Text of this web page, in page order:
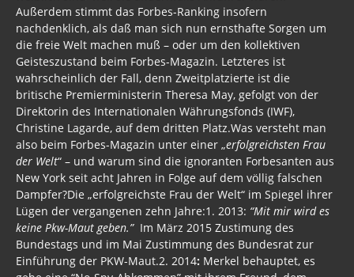
BRD Archiv
Hartz IV
BRD
BRDDR 2017
Wahl 2017
Gesetze BRD
BRDDR 2016
BRD von Holger Mensch
GEZ
Außerdem stimmt das Forbes-Ranking insofern
nachdenklich, als daß man sich nun ernsthafte Sorgen um
die freie Welt machen muß – oder um den kollektiven
Geisteszustand beim Forbes-Magazin. Letzteres ist
wahrscheinlich der Fall, denn Zweitplatzierte ist die
britische Premierministerin Theresa May, gefolgt von der
Direktorin des Internationalen Währungsfonds (IWF),
Christine Lagarde, auf dem dritten Platz.Was versteht man
also beim Forbes-Magazin unter einer „erfolgreichsten Frau
der Welt“ – und warum sind die ignoranten Forbesanten aus
New York seit acht Jahren in Folge auf dem völlig falschen
Dampfer?Die „erfolgreichste Frau der Welt“ im Spiegel ihrer
Lügen der vergangenen zehn Jahre:1. 2013: “Mit mir wird es
keine Pkw-Maut geben.”Im März 2015 Zustimung des
Bundestags und im Mai Zustimmung des Bundesrat zur
Einführung der PKW-Maut.2. 2014: Merkel behauptet, es